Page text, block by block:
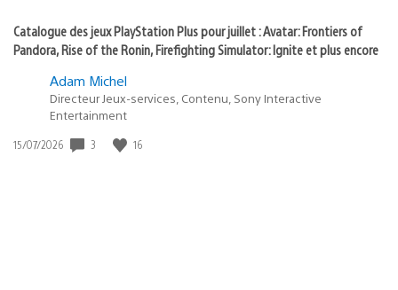
Catalogue des jeux PlayStation Plus pour juillet : Avatar: Frontiers of
Pandora, Rise of the Ronin, Firefighting Simulator: Ignite et plus encore
Adam Michel
Directeur Jeux-services, Contenu, Sony Interactive
Entertainment
Date
15/07/2026 3 16